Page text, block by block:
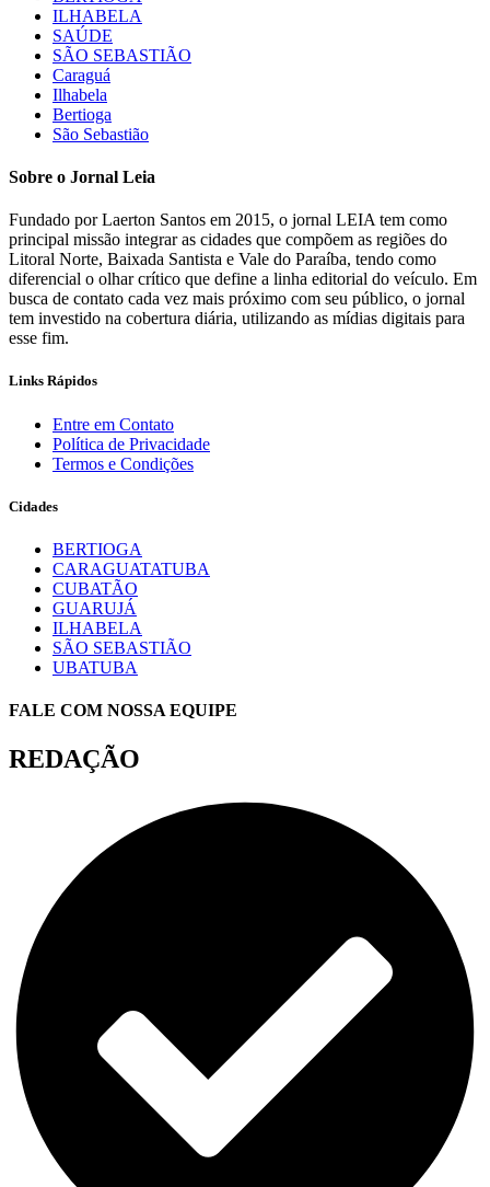
ILHABELA
SAÚDE
SÃO SEBASTIÃO
Caraguá
Ilhabela
Bertioga
São Sebastião
Sobre o Jornal Leia
Fundado por Laerton Santos em 2015, o jornal LEIA tem como
principal missão integrar as cidades que compõem as regiões do
Litoral Norte, Baixada Santista e Vale do Paraíba, tendo como
diferencial o olhar crítico que define a linha editorial do veículo. Em
busca de contato cada vez mais próximo com seu público, o jornal
tem investido na cobertura diária, utilizando as mídias digitais para
esse fim.
Links Rápidos
Entre em Contato
Política de Privacidade
Termos e Condições
Cidades
BERTIOGA
CARAGUATATUBA
CUBATÃO
GUARUJÁ
ILHABELA
SÃO SEBASTIÃO
UBATUBA
FALE COM NOSSA EQUIPE
REDAÇÃO